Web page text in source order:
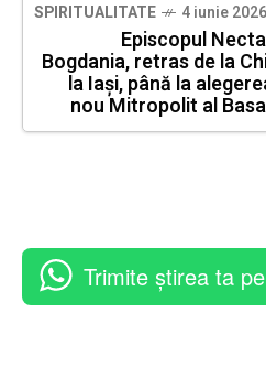
SPIRITUALITATE 4 iunie 2026
Episcopul
Bogdania, retras de la
la Iași, până la
nou Mitropolit al
Trimite știrea ta